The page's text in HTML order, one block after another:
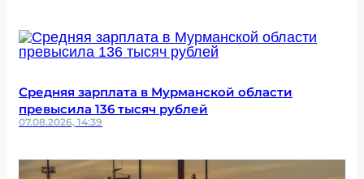
Средняя зарплата в Мурманской области
превысила 136 тысяч рублей
07.08.2026, 14:39